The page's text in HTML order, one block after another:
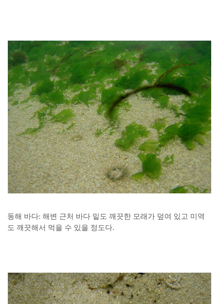
동해 바다: 해변 근처 바다 밑도 깨끗한 모래가 덮여 있고 미역
도 깨끗해서 먹을 수 있을 정도다.